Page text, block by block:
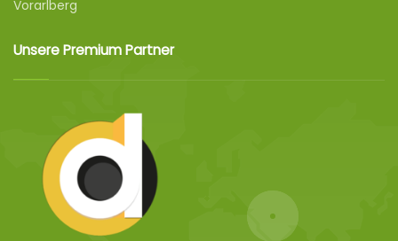
Vorarlberg
Unsere Premium Partner